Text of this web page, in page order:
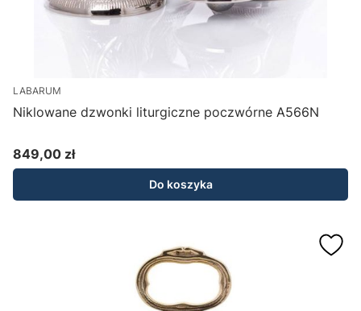
LABARUM
Niklowane dzwonki liturgiczne poczwórne A566N
Cena
849,00 zł
Do koszyka